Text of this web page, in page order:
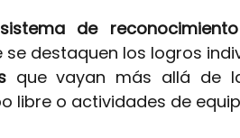
sistema de
se destaquen los logros
que vayan más allá de
libre o actividades de